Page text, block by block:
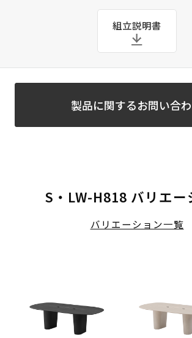
組立説明書
製品に関するお問い合
S・LW-H818 バリエー
バリエーション一覧